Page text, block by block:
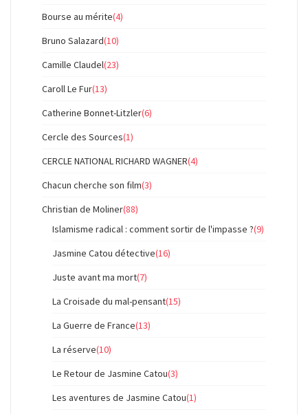
Bourse au mérite(4)
Bruno Salazard(10)
Camille Claudel(23)
Caroll Le Fur(13)
Catherine Bonnet-Litzler(6)
Cercle des Sources(1)
CERCLE NATIONAL RICHARD WAGNER(4)
Chacun cherche son film(3)
Christian de Moliner(88)
Islamisme radical : comment sortir de l'impasse ?(9)
Jasmine Catou détective(16)
Juste avant ma mort(7)
La Croisade du mal-pensant(15)
La Guerre de France(13)
La réserve(10)
Le Retour de Jasmine Catou(3)
Les aventures de Jasmine Catou(1)